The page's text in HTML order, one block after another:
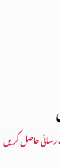
حاصل کریں